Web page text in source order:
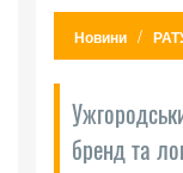
Новини
бренд та